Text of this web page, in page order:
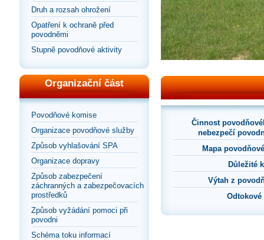
Druh a rozsah ohrožení
Opatření k ochraně před
povodněmi
Stupně povodňové aktivity
Organizační část
Povodňové komise
Organizace povodňové služby
Způsob vyhlašování SPA
Organizace dopravy
Způsob zabezpečení
záchranných a zabezpečovacích
prostředků
Způsob vyžádání pomoci při
povodni
Schéma toku informací
Činnost
nebezpečí
Mapa
Důležité
Výtah z
Odtokové